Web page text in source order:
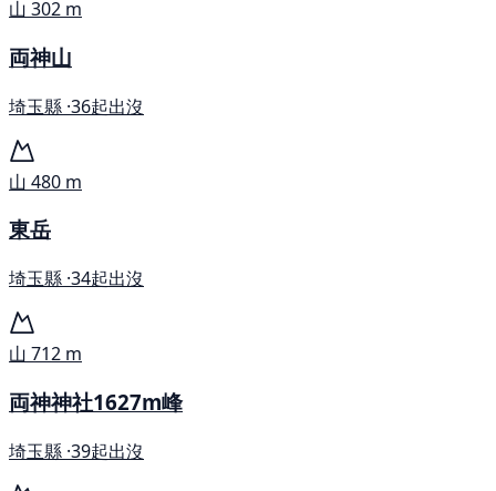
山 302 m
両神山
埼玉縣 ·36起出沒
山 480 m
東岳
埼玉縣 ·34起出沒
山 712 m
両神神社1627m峰
埼玉縣 ·39起出沒